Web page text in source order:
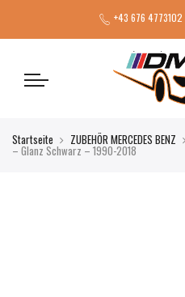
+43 676 4773102
Startseite ZUBEHÖR MERCEDES BENZ
– Glanz Schwarz – 1990-2018